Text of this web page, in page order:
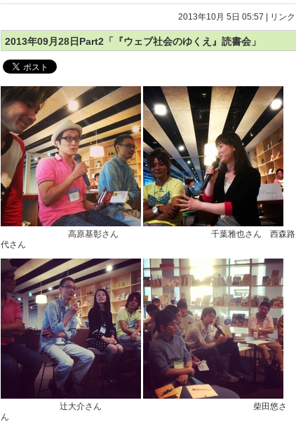
2013年10月 5日 05:57 リンク
2013年09月28日Part2「『ウェブ社会のゆくえ』読書会」
高原基彰さん 千葉雅也さん 西森路
代さん
辻大介さん 柴田悠さ
ん